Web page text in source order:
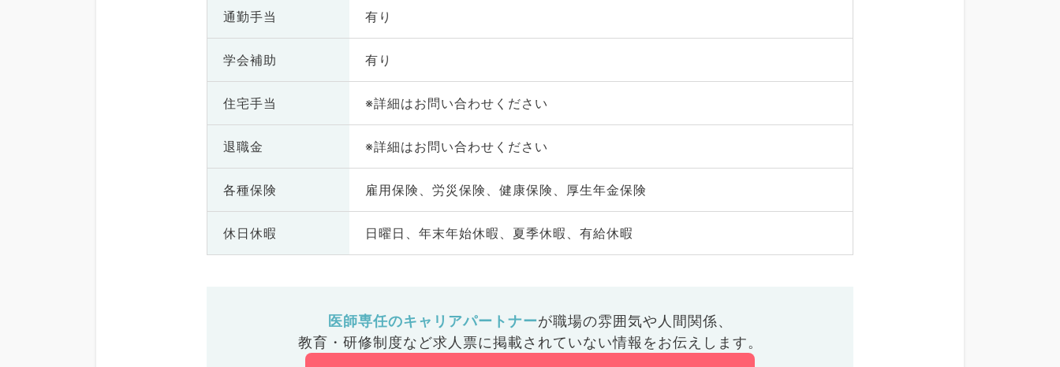
通勤手当 有り
学会補助 有り
住宅手当 ※詳細はお問い合わせください
退職金 ※詳細はお問い合わせください
各種保険 雇用保険、労災保険、健康保険、厚生年金保険
休日休暇 日曜日、年末年始休暇、夏季休暇、有給休暇
医師専任のキャリアパートナーが職場の雰囲気や人間関係、
教育・研修制度など求人票に掲載されていない情報をお伝えします。